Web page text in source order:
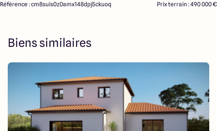
Référence : cm8suis0z0amx148dpj5ckuoq Prix terrain : 490 000 €
Biens similaires